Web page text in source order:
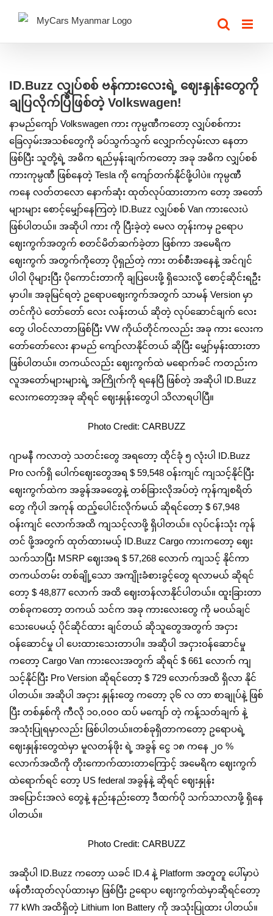
content
Larger
Image
ID.Buzz လျှပ်စစ် ဗန်ကားလေးရဲ့ ဈေးနှုန်းတွေကို
ချပြလိုက်ပြီဖြစ်တဲ့ Volkswagen!
နာမည်ကျော် Volkswagen ကား ကုမ္ပဏီကတော့ လျှပ်စစ်ကား
ခြေလှမ်းအသစ်တွေကို ခပ်သွက်သွက် လျှောက်လှမ်းလာ နေတာ
ဖြစ်ပြီး သူတို့ရဲ့ အဓိက ရည်မှန်းချက်ကတော့ အခု အဓိက လျှပ်စစ်
ကားကုမ္ပဏီ ဖြစ်နေတဲ့ Tesla ကို ကျော်တက်နိုင်ဖို့ပါပဲ။ ကုမ္ပဏီ
ကနေ လတ်တလော နောက်ဆုံး ထုတ်လုပ်ထားတာက တော့ အတော်
များများ စောင့်မျှော်နေကြတဲ့ ID.Buzz လျှပ်စစ် Van ကားလေးပဲ
ဖြစ်ပါတယ်။ အဆိုပါ ကား ကို ပြီးခဲ့တဲ့ မေလ တုန်းကမှ ဥရောပ
‌ဈေးကွက်အတွက် စတင်မိတ်ဆက်ခဲ့တာ ဖြစ်ကာ အမေရိက
ဈေးကွက် အတွက်ကိုတော့ ပိုရှည်တဲ့ ကား တစ်စီးအနေနဲ့ အင်ဂျင်
ပါဝါ ပိုများပြီး ပိုကောင်းတာကို ချပြပေးဖို့ ရှိသေးလို့ စောင့်ဆိုင်းရဦး
မှာပါ။ အခုမြင်ရတဲ့ ဥရောပဈေးကွက်အတွက် သာမန် Version မှာ
တင်ကိုပဲ တော်တော် လေး လန်းတယ် ဆိုတဲ့ လုပ်ဆောင်ချက် လေး
တွေ ပါဝင်လာတာဖြစ်ပြီး VW ကိုယ်တိုင်ကလည်း အခု ကား လေးက
တော်တော်လေး နာမည် ကျော်လာနိုင်တယ် ဆိုပြီး မျှော်မှန်းထားတာ
ဖြစ်ပါတယ်။ တကယ်လည်း ဈေးကွက်ထဲ မရောက်ခင် ကတည်းက
လူအတော်များများရဲ့ အကြိုက်ကို ရနေပြီ ဖြစ်တဲ့ အဆိုပါ ID.Buzz
လေးကတော့အခု ဆိုရင် ဈေးနှုန်းတွေပါ သိလာရပါပြီ။
Photo Credit: CARBUZZ
ဂျာမနီ ကလာတဲ့ သတင်းတွေ အရတော့ ထိုင်ခုံ ၅ လုံးပါ ID.Buzz
Pro လက်ရှိ ပေါက်‌ဈေးတွေအရ $ 59,548 ဝန်းကျင် ကျသင့်နိုင်ပြီး
ဈေးကွက်ထဲက အခွန်အခတွေ‌နဲ့ တစ်ခြားလိုအပ်တဲ့ ကုန်ကျစရိတ်
တွေ ကိုပါ အကုန် ထည့်ပေါင်းလိုက်မယ် ဆိုရင်တော့ $ 67,948
ဝန်းကျင် လောက်အထိ ကျသင့်လာဖို့ ရှိပါတယ်။ လုပ်ငန်းသုံး ကုန်
တင် ဖို့အတွက် ထုတ်ထားမယ့် ID.Buzz Cargo ကားကတော့ ဈေး
သက်သာပြီး MSRP ဈေးအရ $ 57,268 လောက် ကျသင့် နိုင်ကာ
တကယ်တမ်း တစ်ချို့သော အကျိုးခံစားခွင့်တွေ ရလာမယ် ဆိုရင်
တော့ $ 48,877 လောက် အထိ ‌ဈေးတန်လာနိုင်ပါတယ်။ ထူးခြားတာ
တစ်ခုကတော့ တကယ် သင်က အခု ကားလေးတွေ ကို မဝယ်ချင်
သေးပေမယ့် ပိုင်‌ဆိုင်ထား ချင်တယ် ဆိုသူတွေအတွက် အငှား
ဝန်ဆောင်မှု ပါ ပေးထားသေးတာပါ။ အဆိုပါ အငှားဝန်ဆောင်မှု
ကတော့ Cargo Van ကားလေးအတွက် ဆိုရင် $ 661 လောက် ကျ
သင့်နိုင်ပြီး Pro Version ဆိုရင်တော့ $ 729 လောက်အထိ ရှိလာ နိုင်
ပါတယ်။ အဆိုပါ အငှား နှုန်းတွေ ကတော့ ၃၆ လ တာ စာချုပ်နဲ့ ဖြစ်
ပြီး တစ်နှစ်ကို ကီလို ၁၀,၀၀၀ ထပ် မကျော် တဲ့ ကန့်သတ်ချက် နဲ့
အသုံးပြုရမှာလည်း ဖြစ်ပါတယ်။တစ်ခုရှိတာကတော့ ဥရောပရဲ့
ဈေးနှုန်းတွေထဲမှာ မူလတန်ဖိုး ရဲ့ အခွန် ငွေ ၁၈ ကနေ ၂၀ %
လောက်အထိကို တိုးကောက်ထားတာကြောင့် အမေရိက ဈေးကွက်
ထဲရောက်ရင် တော့ US federal အခွန်နဲ့ ဆိုရင် ဈေးနှုန်း
အပြောင်းအလဲ တွေနဲ့ နည်းနည်းတော့ ဒီထက်ပို သက်သာလာဖို့ ရှိနေ
ပါတယ်။
Photo Credit: CARBUZZ
အဆိုပါ ID.Buzz ကတော့ ယခင် ID.4 နဲ့ Platform အတူတူ ပေါ်မှာပဲ
ဖန်တီးထုတ်လုပ်ထားမှာ ဖြစ်ပြီး ဥရောပ ဈေးကွက်ထဲမှာဆိုရင်တော့
77 kWh အထိရှိတဲ့ Lithium Ion Battery ကို အသုံးပြုထား ပါတယ်။